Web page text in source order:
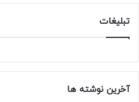
تبلیغات
آخرین نوشته ها